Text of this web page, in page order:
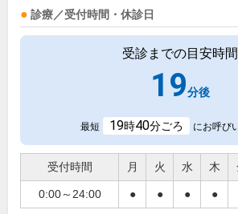
診療／受付時間・休診日
受診までの目安時間
19分後
最短 19時40分ごろ にお呼び
受付時間 月 火 水 木
0:00～24:00 ● ● ● ●